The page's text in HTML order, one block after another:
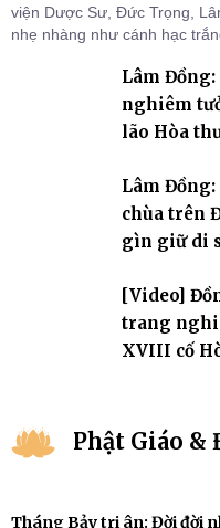
viện Dược Sư, Đức Trọng,
nhẹ nhàng như cánh hạc
Lâm
nghiêm
lão Hòa
Lâm
chùa trên
gìn giữ di
[Video]
trang
XVIII cố
Phật Giáo &
Tháng Bảy tri ân: Đời đời